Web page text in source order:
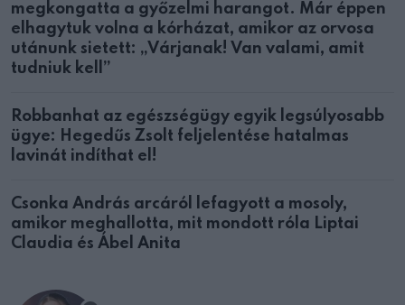
megkongatta a győzelmi harangot. Már éppen
elhagytuk volna a kórházat, amikor az orvosa
utánunk sietett: „Várjanak! Van valami, amit
tudniuk kell”
Robbanhat az egészségügy egyik legsúlyosabb
ügye: Hegedűs Zsolt feljelentése hatalmas
lavinát indíthat el!
Csonka András arcáról lefagyott a mosoly,
amikor meghallotta, mit mondott róla Liptai
Claudia és Ábel Anita